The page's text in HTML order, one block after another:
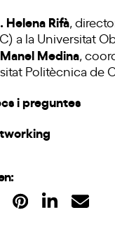
Helena Rifà ,
a la Universitat
Medina ,
Politècnica de
i preguntes